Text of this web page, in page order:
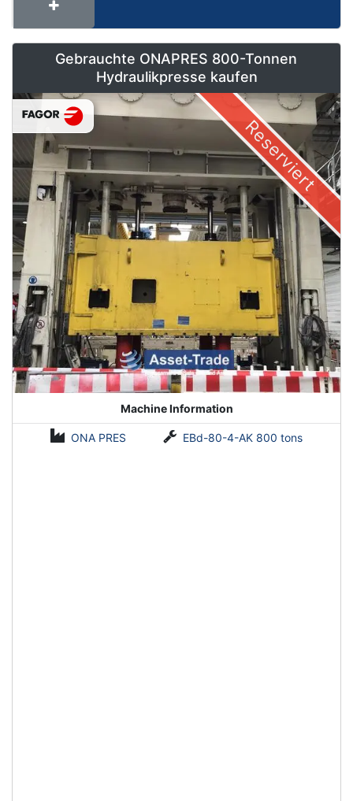
Gebrauchte ONAPRES 800-Tonnen
Hydraulikpresse kaufen
Reserviert
Machine Information
ONA PRES EBd-80-4-AK 800 tons